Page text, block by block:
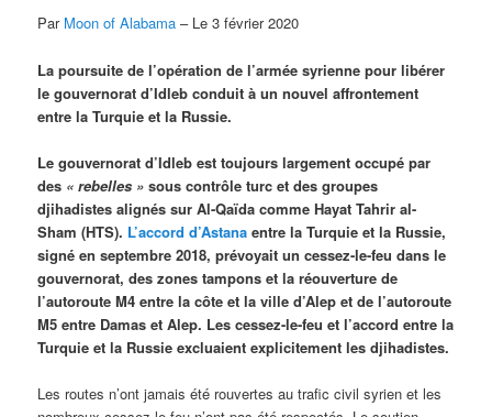
Par Moon of Alabama – Le 3 février 2020
La poursuite de l’opération de l’armée syrienne pour libérer
le gouvernorat d’Idleb conduit à un nouvel affrontement
entre la Turquie et la Russie.
Le gouvernorat d’Idleb est toujours largement occupé par
des « rebelles » sous contrôle turc et des groupes
djihadistes alignés sur Al-Qaïda comme Hayat Tahrir al-
Sham (HTS). L’accord d’Astana entre la Turquie et la Russie,
signé en septembre 2018, prévoyait un cessez-le-feu dans le
gouvernorat, des zones tampons et la réouverture de
l’autoroute M4 entre la côte et la ville d’Alep et de l’autoroute
M5 entre Damas et Alep. Les cessez-le-feu et l’accord entre la
Turquie et la Russie excluaient explicitement les djihadistes.
Les routes n’ont jamais été rouvertes au trafic civil syrien et les